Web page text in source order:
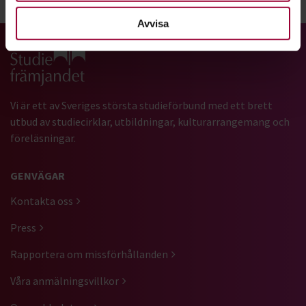
Avvisa
Gå till studiefrämjandets startsida
Vi är ett av Sveriges största studieförbund med ett brett
utbud av studiecirklar, utbildningar, kulturarrangemang och
föreläsningar.
GENVÄGAR
Kontakta oss
Press
Rapportera om missförhållanden
Våra anmälningsvillkor